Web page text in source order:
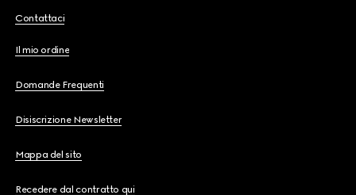
Contattaci
Il mio ordine
Domande Frequenti
Disiscrizione Newsletter
Mappa del sito
Recedere dal contratto qui